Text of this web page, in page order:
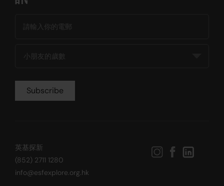
英基探新
(852) 2711 1280
info@esfexplore.org.hk